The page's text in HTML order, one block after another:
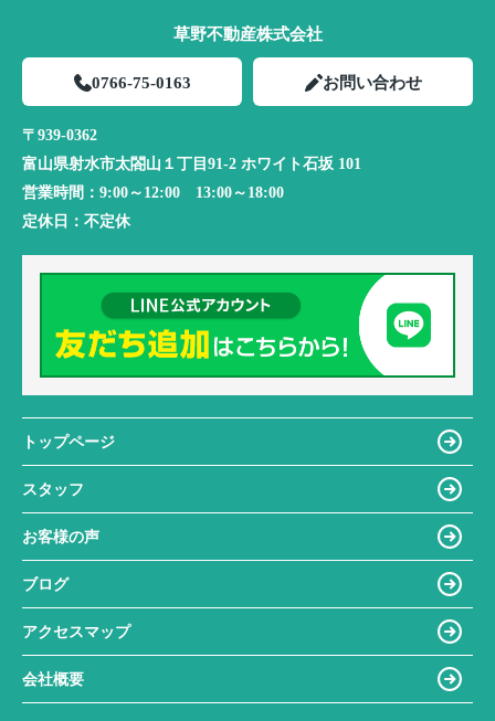
草野不動産株式会社
0766-75-0163 お問い合わせ
〒939-0362
富山県射水市太閤山１丁目91-2 ホワイト石坂 101
営業時間： 9:00～12:00 13:00～18:00
定休日： 不定休
トップページ
スタッフ
お客様の声
ブログ
アクセスマップ
会社概要